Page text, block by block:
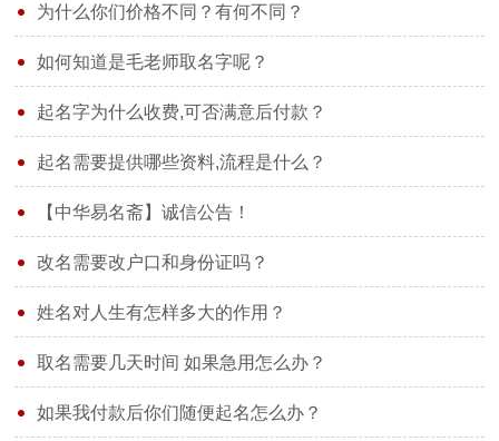
为什么你们价格不同？有何不同？
如何知道是毛老师取名字呢？
起名字为什么收费,可否满意后付款？
起名需要提供哪些资料,流程是什么？
【中华易名斋】诚信公告！
改名需要改户口和身份证吗？
姓名对人生有怎样多大的作用？
取名需要几天时间 如果急用怎么办？
如果我付款后你们随便起名怎么办？